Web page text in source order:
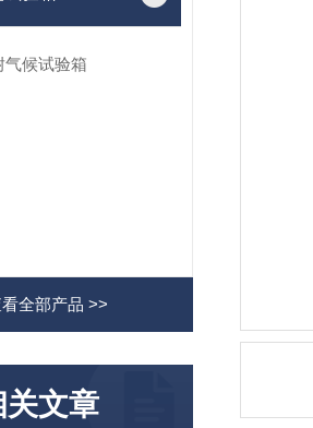
气候试验箱
全部产品 >>
关文章